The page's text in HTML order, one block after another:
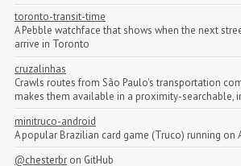
toronto-transit-time
A Pebble watchface that shows when the next
arrive in Toronto
cruzalinhas
Crawls routes from São Paulo's transportation
makes them available in a proximity-searchable,
minitruco-android
A popular Brazilian card game (Truco) running on
@chesterbr on GitHub